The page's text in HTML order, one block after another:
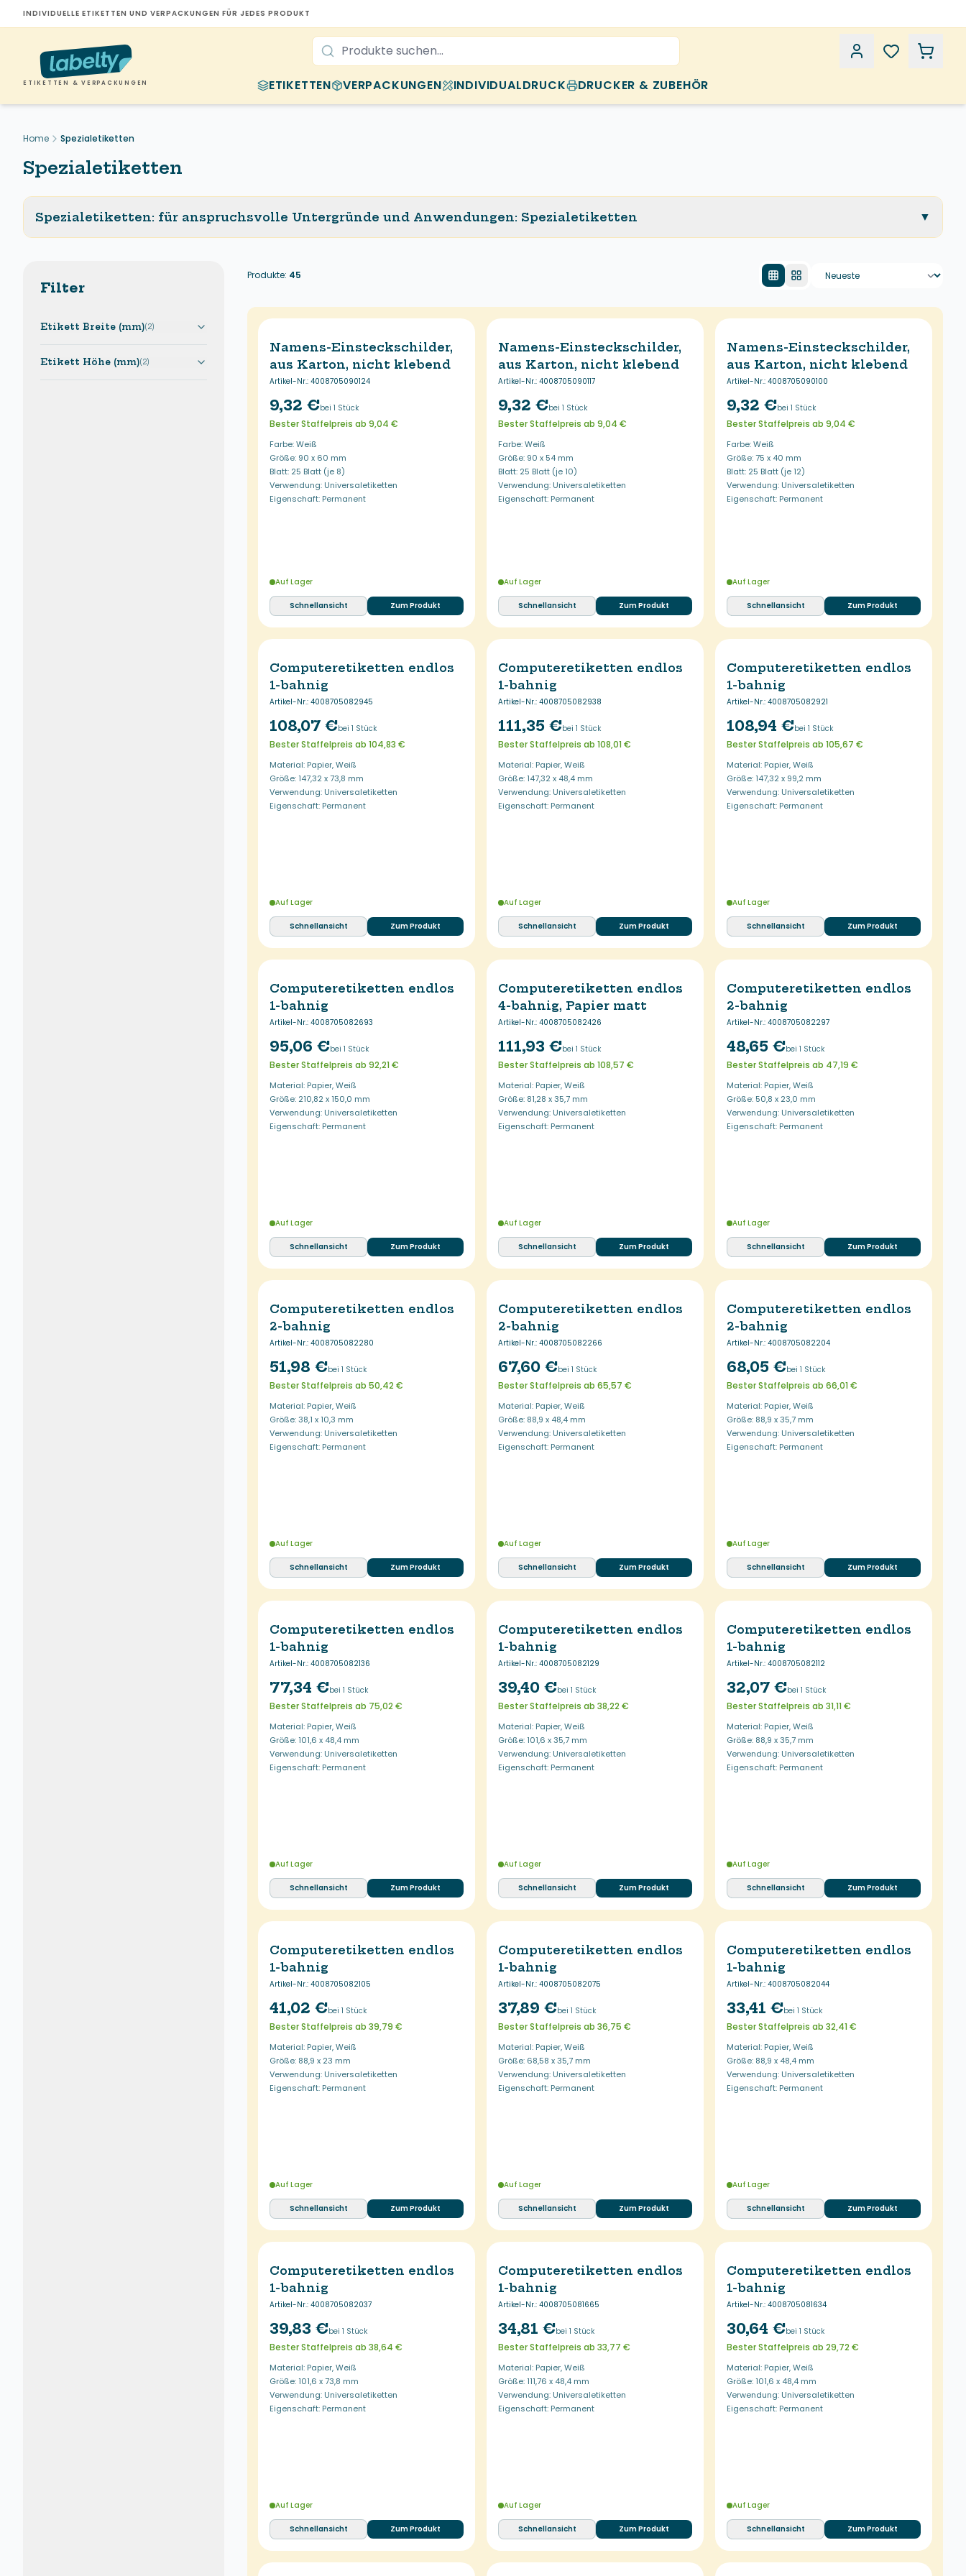
INDIVIDUELLE ETIKETTEN UND VERPACKUNGEN FÜR JEDES PRODUKT
ETIKETTEN & VERPACKUNGEN ETIKETTEN VERPACKUNGEN INDIVIDUALDRUCK DRUCKER & ZUBEHÖR
Home Spezialetiketten
Spezialetiketten
Spezialetiketten: für anspruchsvolle Untergründe und Anwendungen: Spezialetiketten ▼
Umgebung: Hitze/Kälte/Chemie bestimmen Material (z.B. PE/PP, Spezialpapiere) und Kleber (High-Tack, Tiefkühl).
Druck: TT mit passendem Harz/Wachs-Harz für Beständigkeit; Beschichtungen für Scanbarkeit.
HERMA Spezialetiketten für besondere Anforderungen: Wetterfeste Outdoor-Etiketten, Tiefkühletiketten, Sicherheitsetiketten und Folien für anspruchsvolle Oberflächen. Wenn Standardetiketten nicht
ausreichen, finden Sie hier die Lösung.
Filter
Etikett Breite (mm)(2)
Etikett Höhe (mm)(2)
Produkte: 45 Produkte sortieren
Namens-Einsteckschilder,
aus Karton, nicht klebend
Artikel-Nr.: 4008705090124
9,32 €bei 1 Stück
Bester Staffelpreis ab 9,04 €
Farbe: Weiß
Größe: 90 x 60 mm
Blatt: 25 Blatt (je 8)
Verwendung: Universaletiketten
Eigenschaft: Permanent
Auf Lager
Schnellansicht Zum Produkt
Namens-Einsteckschilder,
aus Karton, nicht klebend
Artikel-Nr.: 4008705090117
9,32 €bei 1 Stück
Bester Staffelpreis ab 9,04 €
Farbe: Weiß
Größe: 90 x 54 mm
Blatt: 25 Blatt (je 10)
Verwendung: Universaletiketten
Eigenschaft: Permanent
Auf Lager
Schnellansicht Zum Produkt
Namens-Einsteckschilder,
aus Karton, nicht klebend
Artikel-Nr.: 4008705090100
9,32 €bei 1 Stück
Bester Staffelpreis ab 9,04 €
Farbe: Weiß
Größe: 75 x 40 mm
Blatt: 25 Blatt (je 12)
Verwendung: Universaletiketten
Eigenschaft: Permanent
Auf Lager
Schnellansicht Zum Produkt
Computeretiketten endlos
1-bahnig
Artikel-Nr.: 4008705082945
108,07 €bei 1 Stück
Bester Staffelpreis ab 104,83 €
Material: Papier, Weiß
Größe: 147,32 x 73,8 mm
Verwendung: Universaletiketten
Eigenschaft: Permanent
Auf Lager
Schnellansicht Zum Produkt
Computeretiketten endlos
1-bahnig
Artikel-Nr.: 4008705082938
111,35 €bei 1 Stück
Bester Staffelpreis ab 108,01 €
Material: Papier, Weiß
Größe: 147,32 x 48,4 mm
Verwendung: Universaletiketten
Eigenschaft: Permanent
Auf Lager
Schnellansicht Zum Produkt
Computeretiketten endlos
1-bahnig
Artikel-Nr.: 4008705082921
108,94 €bei 1 Stück
Bester Staffelpreis ab 105,67 €
Material: Papier, Weiß
Größe: 147,32 x 99,2 mm
Verwendung: Universaletiketten
Eigenschaft: Permanent
Auf Lager
Schnellansicht Zum Produkt
Computeretiketten endlos
1-bahnig
Artikel-Nr.: 4008705082693
95,06 €bei 1 Stück
Bester Staffelpreis ab 92,21 €
Material: Papier, Weiß
Größe: 210,82 x 150,0 mm
Verwendung: Universaletiketten
Eigenschaft: Permanent
Auf Lager
Schnellansicht Zum Produkt
Computeretiketten endlos
4-bahnig, Papier matt
Artikel-Nr.: 4008705082426
111,93 €bei 1 Stück
Bester Staffelpreis ab 108,57 €
Material: Papier, Weiß
Größe: 81,28 x 35,7 mm
Verwendung: Universaletiketten
Eigenschaft: Permanent
Auf Lager
Schnellansicht Zum Produkt
Computeretiketten endlos
2-bahnig
Artikel-Nr.: 4008705082297
48,65 €bei 1 Stück
Bester Staffelpreis ab 47,19 €
Material: Papier, Weiß
Größe: 50,8 x 23,0 mm
Verwendung: Universaletiketten
Eigenschaft: Permanent
Auf Lager
Schnellansicht Zum Produkt
Computeretiketten endlos
2-bahnig
Artikel-Nr.: 4008705082280
51,98 €bei 1 Stück
Bester Staffelpreis ab 50,42 €
Material: Papier, Weiß
Größe: 38,1 x 10,3 mm
Verwendung: Universaletiketten
Eigenschaft: Permanent
Auf Lager
Schnellansicht Zum Produkt
Computeretiketten endlos
2-bahnig
Artikel-Nr.: 4008705082266
67,60 €bei 1 Stück
Bester Staffelpreis ab 65,57 €
Material: Papier, Weiß
Größe: 88,9 x 48,4 mm
Verwendung: Universaletiketten
Eigenschaft: Permanent
Auf Lager
Schnellansicht Zum Produkt
Computeretiketten endlos
2-bahnig
Artikel-Nr.: 4008705082204
68,05 €bei 1 Stück
Bester Staffelpreis ab 66,01 €
Material: Papier, Weiß
Größe: 88,9 x 35,7 mm
Verwendung: Universaletiketten
Eigenschaft: Permanent
Auf Lager
Schnellansicht Zum Produkt
Computeretiketten endlos
1-bahnig
Artikel-Nr.: 4008705082136
77,34 €bei 1 Stück
Bester Staffelpreis ab 75,02 €
Material: Papier, Weiß
Größe: 101,6 x 48,4 mm
Verwendung: Universaletiketten
Eigenschaft: Permanent
Auf Lager
Schnellansicht Zum Produkt
Computeretiketten endlos
1-bahnig
Artikel-Nr.: 4008705082129
39,40 €bei 1 Stück
Bester Staffelpreis ab 38,22 €
Material: Papier, Weiß
Größe: 101,6 x 35,7 mm
Verwendung: Universaletiketten
Eigenschaft: Permanent
Auf Lager
Schnellansicht Zum Produkt
Computeretiketten endlos
1-bahnig
Artikel-Nr.: 4008705082112
32,07 €bei 1 Stück
Bester Staffelpreis ab 31,11 €
Material: Papier, Weiß
Größe: 88,9 x 35,7 mm
Verwendung: Universaletiketten
Eigenschaft: Permanent
Auf Lager
Schnellansicht Zum Produkt
Computeretiketten endlos
1-bahnig
Artikel-Nr.: 4008705082105
41,02 €bei 1 Stück
Bester Staffelpreis ab 39,79 €
Material: Papier, Weiß
Größe: 88,9 x 23 mm
Verwendung: Universaletiketten
Eigenschaft: Permanent
Auf Lager
Schnellansicht Zum Produkt
Computeretiketten endlos
1-bahnig
Artikel-Nr.: 4008705082075
37,89 €bei 1 Stück
Bester Staffelpreis ab 36,75 €
Material: Papier, Weiß
Größe: 68,58 x 35,7 mm
Verwendung: Universaletiketten
Eigenschaft: Permanent
Auf Lager
Schnellansicht Zum Produkt
Computeretiketten endlos
1-bahnig
Artikel-Nr.: 4008705082044
33,41 €bei 1 Stück
Bester Staffelpreis ab 32,41 €
Material: Papier, Weiß
Größe: 88,9 x 48,4 mm
Verwendung: Universaletiketten
Eigenschaft: Permanent
Auf Lager
Schnellansicht Zum Produkt
Computeretiketten endlos
1-bahnig
Artikel-Nr.: 4008705082037
39,83 €bei 1 Stück
Bester Staffelpreis ab 38,64 €
Material: Papier, Weiß
Größe: 101,6 x 73,8 mm
Verwendung: Universaletiketten
Eigenschaft: Permanent
Auf Lager
Schnellansicht Zum Produkt
Computeretiketten endlos
1-bahnig
Artikel-Nr.: 4008705081665
34,81 €bei 1 Stück
Bester Staffelpreis ab 33,77 €
Material: Papier, Weiß
Größe: 111,76 x 48,4 mm
Verwendung: Universaletiketten
Eigenschaft: Permanent
Auf Lager
Schnellansicht Zum Produkt
Computeretiketten endlos
1-bahnig
Artikel-Nr.: 4008705081634
30,64 €bei 1 Stück
Bester Staffelpreis ab 29,72 €
Material: Papier, Weiß
Größe: 101,6 x 48,4 mm
Verwendung: Universaletiketten
Eigenschaft: Permanent
Auf Lager
Schnellansicht Zum Produkt